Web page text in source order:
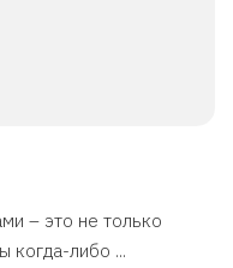
– это не только
когда-либо ...